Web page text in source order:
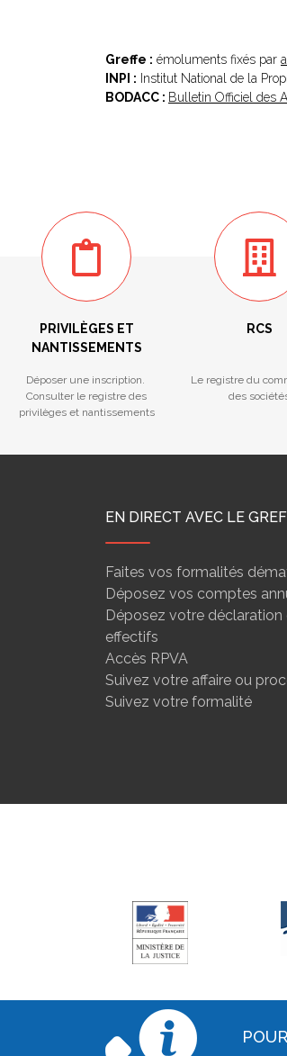
Greffe : émoluments fixés par
INPI : Institut National de la
BODACC : Bulletin Officiel des
PRIVILÈGES ET
NANTISSEMENTS
Déposer une inscription.
Consulter le registre des
privilèges et nantissements
RCS
Le registre du
des
EN DIRECT AVEC LE
Faites vos formalités
Déposez vos comptes
Déposez votre déclaration
effectifs
Accès RPVA
Suivez votre affaire ou
Suivez votre formalité